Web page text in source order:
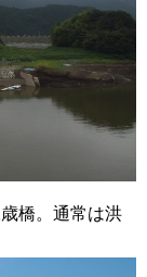
橋。通常は洪